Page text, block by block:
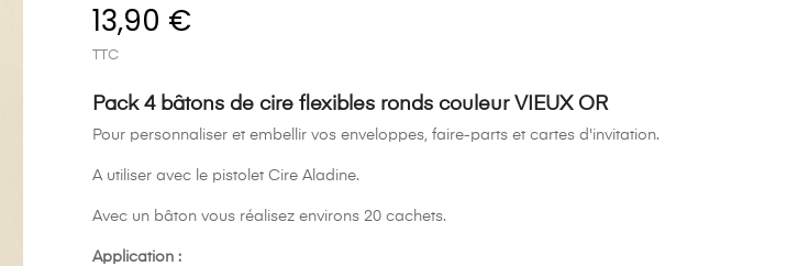
13,90 €
TTC
Pack 4 bâtons de cire flexibles ronds couleur VIEUX OR
Pour personnaliser et embellir vos enveloppes, faire-parts et cartes d'invitation.
A utiliser avec le pistolet Cire Aladine.
Avec un bâton vous réalisez environs 20 cachets.
Application :